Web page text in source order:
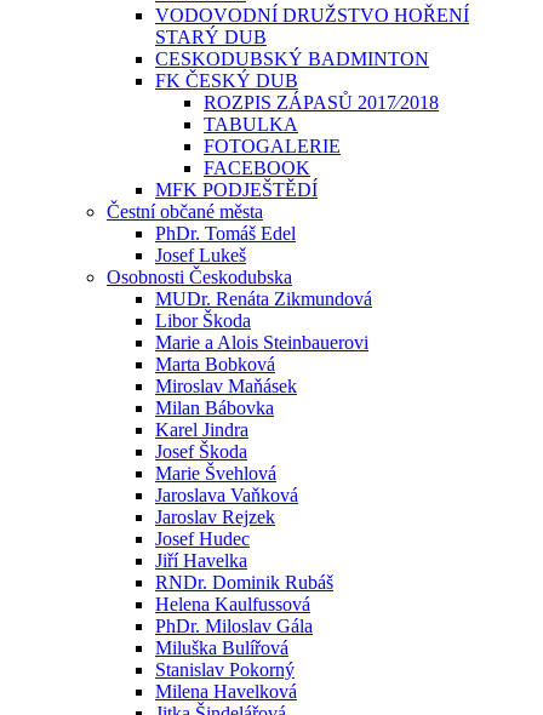
VODOVODNÍ DRUŽSTVO HOŘENÍ
STARÝ DUB
CESKODUBSKÝ BADMINTON
FK ČESKÝ DUB
ROZPIS ZÁPASŮ 2017⁄2018
TABULKA
FOTOGALERIE
FACEBOOK
MFK PODJEŠTĚDÍ
Čestní občané města
PhDr. Tomáš Edel
Josef Lukeš
Osobnosti Českodubska
MUDr. Renáta Zikmundová
Libor Škoda
Marie a Alois Steinbauerovi
Marta Bobková
Miroslav Maňásek
Milan Bábovka
Karel Jindra
Josef Škoda
Marie Švehlová
Jaroslava Vaňková
Jaroslav Rejzek
Josef Hudec
Jiří Havelka
RNDr. Dominik Rubáš
Helena Kaulfussová
PhDr. Miloslav Gála
Miluška Bulířová
Stanislav Pokorný
Milena Havelková